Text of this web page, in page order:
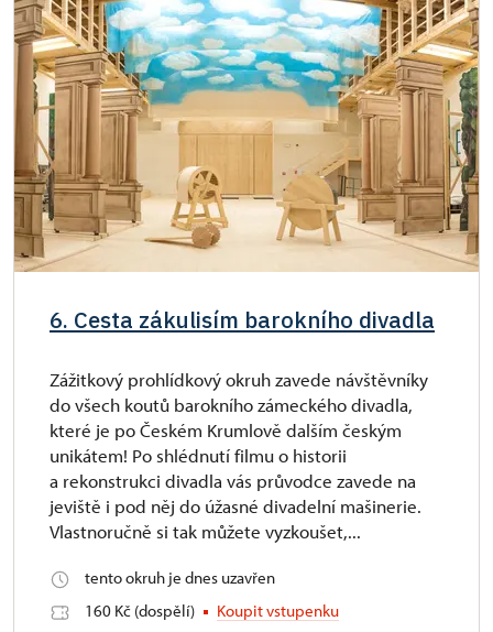
6. Cesta zákulisím barokního divadla
Zážitkový prohlídkový okruh zavede návštěvníky
do všech koutů barokního zámeckého divadla,
které je po Českém Krumlově dalším českým
unikátem! Po shlédnutí filmu o historii
a rekonstrukci divadla vás průvodce zavede na
jeviště i pod něj do úžasné divadelní mašinerie.
Vlastnoručně si tak můžete vyzkoušet,...
tento okruh je dnes uzavřen
160 Kč (dospělí)
Koupit vstupenku